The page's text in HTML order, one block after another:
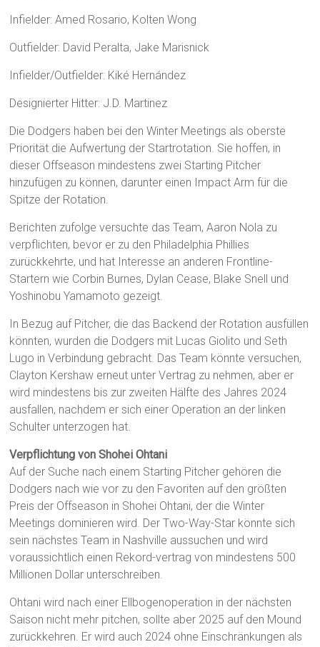
Infielder: Amed Rosario, Kolten Wong
Outfielder: David Peralta, Jake Marisnick
Infielder/Outfielder: Kiké Hernández
Designierter Hitter: J.D. Martinez
Die Dodgers haben bei den Winter Meetings als oberste
Priorität die Aufwertung der Startrotation. Sie hoffen, in
dieser Offseason mindestens zwei Starting Pitcher
hinzufügen zu können, darunter einen Impact Arm für die
Spitze der Rotation.
Berichten zufolge versuchte das Team, Aaron Nola zu
verpflichten, bevor er zu den Philadelphia Phillies
zurückkehrte, und hat Interesse an anderen Frontline-
Startern wie Corbin Burnes, Dylan Cease, Blake Snell und
Yoshinobu Yamamoto gezeigt.
In Bezug auf Pitcher, die das Backend der Rotation ausfüllen
könnten, wurden die Dodgers mit Lucas Giolito und Seth
Lugo in Verbindung gebracht. Das Team könnte versuchen,
Clayton Kershaw erneut unter Vertrag zu nehmen, aber er
wird mindestens bis zur zweiten Hälfte des Jahres 2024
ausfallen, nachdem er sich einer Operation an der linken
Schulter unterzogen hat.
Verpflichtung von Shohei Ohtani
Auf der Suche nach einem Starting Pitcher gehören die
Dodgers nach wie vor zu den Favoriten auf den größten
Preis der Offseason in Shohei Ohtani, der die Winter
Meetings dominieren wird. Der Two-Way-Star könnte sich
sein nächstes Team in Nashville aussuchen und wird
voraussichtlich einen Rekord-vertrag von mindestens 500
Millionen Dollar unterschreiben.
Ohtani wird nach einer Ellbogenoperation in der nächsten
Saison nicht mehr pitchen, sollte aber 2025 auf den Mound
zurückkehren. Er wird auch 2024 ohne Einschränkungen als